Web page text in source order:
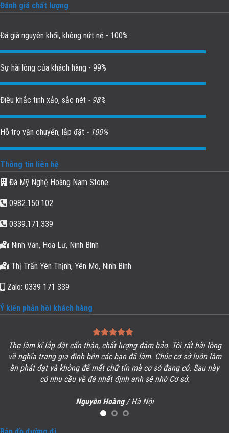
Đánh giá chất lượng
Đá già nguyên khối, không nứt nẻ - 100%
Sự hài lòng của khách hàng - 99%
Điêu khắc tinh xảo, sắc nét - 98%
Hỗ trợ vận chuyển, lắp đặt - 100%
Thông tin liên hệ
Đá Mỹ Nghệ Hoàng Nam Stone
0982.150.102
0339.171.339
Ninh Vân, Hoa Lư, Ninh Bình
Thị Trấn Yên Thịnh, Yên Mô, Ninh Bình
Zalo: 0339 171 339
Ý kiến phản hồi khách hàng
Thợ làm kĩ lắp đặt cẩn thận, chất lượng đảm bảo. Tôi rất hài lòng
về nghĩa trang gia đìnhbên các bạn đã làm. Chúc cơ sở luôn làm
ăn phát đạt và không để mất chữ tín mà cơ sở đang có. Sau này
có nhu cầu về đá nhất định anh sẽ nhờ Cơ sở.
Nguyễn Hoàng /Hà Nội